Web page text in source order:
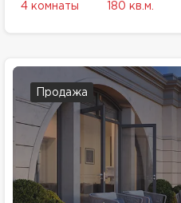
4 комнаты 180 кв.м.
Продажа